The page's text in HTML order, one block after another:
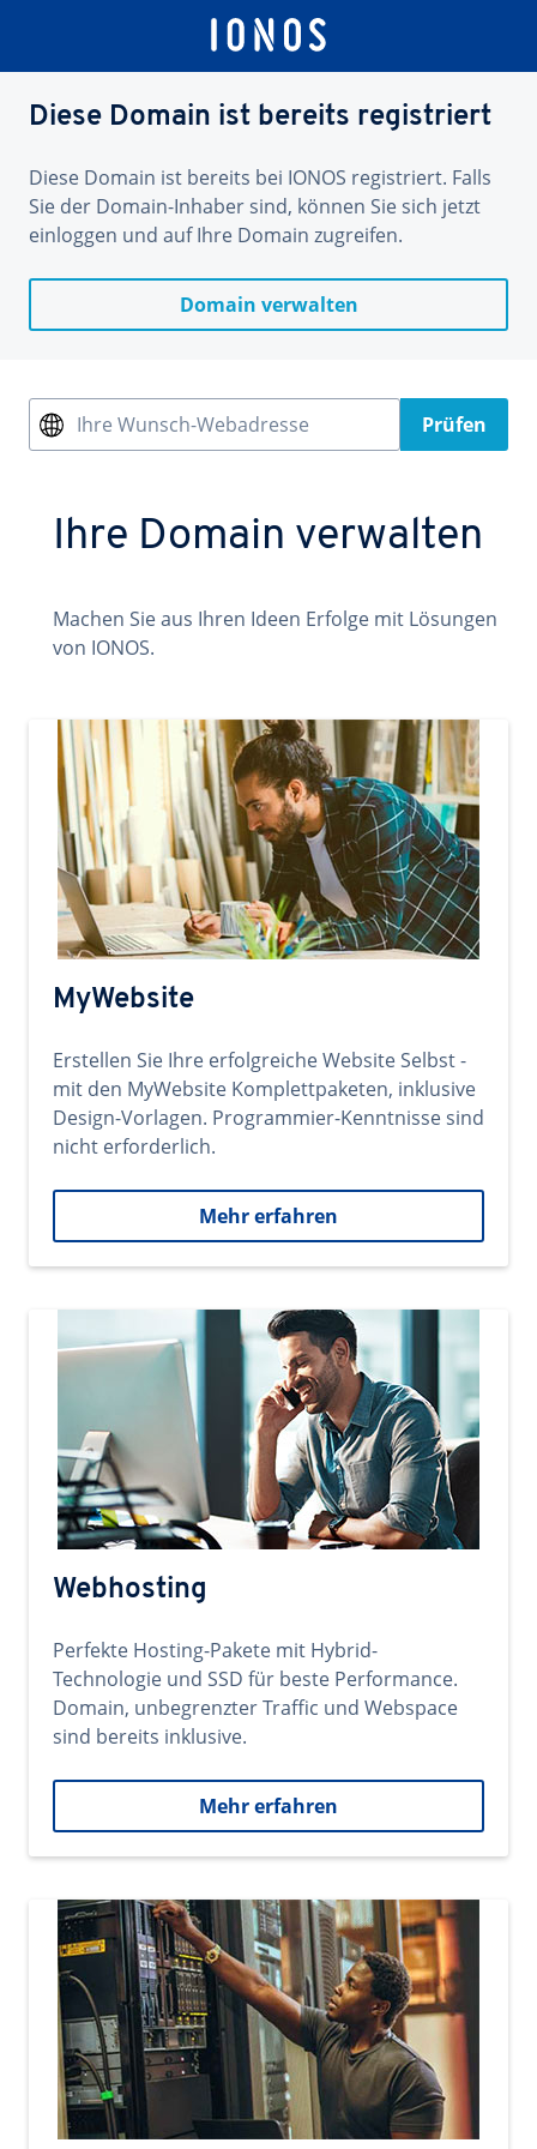
Diese Domain ist bereits registriert
Diese Domain ist bereits bei IONOS registriert. Falls
Sie der Domain-Inhaber sind, können Sie sich jetzt
einloggen und auf Ihre Domain zugreifen.
Domain verwalten
Ihre Wunsch-Webadresse Prüfen
Ihre Domain verwalten
Machen Sie aus Ihren Ideen Erfolge mit Lösungen
von IONOS.
MyWebsite
Erstellen Sie Ihre erfolgreiche Website Selbst -
mit den MyWebsite Komplettpaketen, inklusive
Design-Vorlagen. Programmier-Kenntnisse sind
nicht erforderlich.
Mehr erfahren
Webhosting
Perfekte Hosting-Pakete mit Hybrid-
Technologie und SSD für beste Performance.
Domain, unbegrenzter Traffic und Webspace
sind bereits inklusive.
Mehr erfahren